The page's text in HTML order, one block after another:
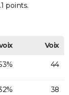
points.
Voix
44
38